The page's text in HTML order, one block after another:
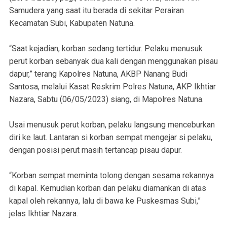
Samudera yang saat itu berada di sekitar Perairan
Kecamatan Subi, Kabupaten Natuna.
“Saat kejadian, korban sedang tertidur. Pelaku menusuk
perut korban sebanyak dua kali dengan menggunakan pisau
dapur,” terang Kapolres Natuna, AKBP Nanang Budi
Santosa, melalui Kasat Reskrim Polres Natuna, AKP Ikhtiar
Nazara, Sabtu (06/05/2023) siang, di Mapolres Natuna.
Usai menusuk perut korban, pelaku langsung menceburkan
diri ke laut. Lantaran si korban sempat mengejar si pelaku,
dengan posisi perut masih tertancap pisau dapur.
“Korban sempat meminta tolong dengan sesama rekannya
di kapal. Kemudian korban dan pelaku diamankan di atas
kapal oleh rekannya, lalu di bawa ke Puskesmas Subi,”
jelas Ikhtiar Nazara.